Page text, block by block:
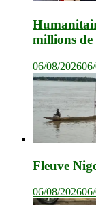
millions
06/08/2026
Fleuve
06/08/2026